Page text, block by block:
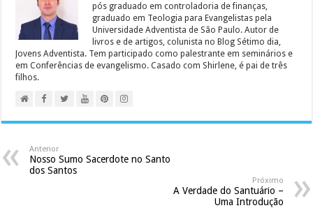
pós graduado em controladoria de finanças,
graduado em Teologia para Evangelistas pela
Universidade Adventista de São Paulo. Autor de
livros e de artigos, colunista no Blog Sétimo dia,
Jovens Adventista. Tem participado como palestrante em seminários e
em Conferências de evangelismo. Casado com Shirlene, é pai de três
filhos.
Anterior
Nosso Sumo Sacerdote no Santo
dos Santos
Próximo
A Verdade do Santuário –
Uma Introdução